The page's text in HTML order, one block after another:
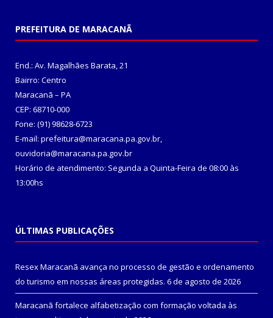
PREFEITURA DE MARACANÃ
End.: Av. Magalhães Barata, 21
Bairro: Centro
Maracanã – PA
CEP: 68710-000
Fone: (91) 98628-6723
E-mail: prefeitura@maracana.pa.gov.br,
ouvidoria@maracana.pa.gov.br
Horário de atendimento: Segunda a Quinta-Feira de 08:00 às
13:00hs
ÚLTIMAS PUBLICAÇÕES
Resex Maracanã avança no processo de gestão e ordenamento
do turismo em nossas áreas protegidas. 6 de agosto de 2026
Maracanã fortalece alfabetização com formação voltada às